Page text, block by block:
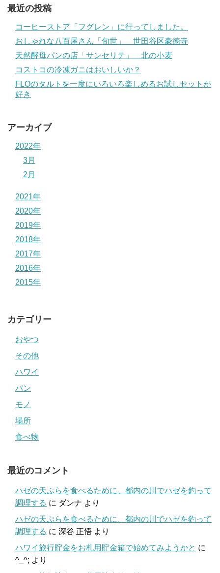
最近の投稿
コーヒーストア「フグレン」に行ってしました。
おしゃれな八百屋さん「旬世」 世田谷区豪徳寺
天然酵母パンの店「サンセリテ」 北の小麦
コストコの冷凍ガニはおいしいか？
FLOのタルトを一度にいろいろ楽しめるお試しセットが
好き
アーカイブ
2022年
3月
2月
2021年
2020年
2019年
2018年
2017年
2016年
2015年
カテゴリー
おやつ
その他
ハワイ
パン
モノ
場所
食べ物
最近のコメント
ハゼの天ぷらを食べるために、都内の川でハゼを釣って
調理する に ダンナ より
ハゼの天ぷらを食べるために、都内の川でハゼを釣って
調理する に 深谷 正悟 より
ハワイ旅行貯金をお札用貯金箱で始めてみようかと に
^_^; より